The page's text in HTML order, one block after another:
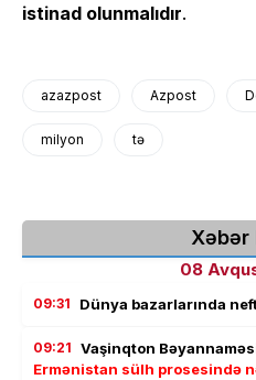
istinad olunmalıdır.
azazpost Azpost
milyon tə
Xəbər
08
09:31 Dünya bazarlarında
09:21 Vaşinqton
Ermənistan sülh prosesində